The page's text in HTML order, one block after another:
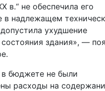
в.“ не обеспечила его
в надлежащем
ухудшение
здания», —
в бюджете не были
расходы на